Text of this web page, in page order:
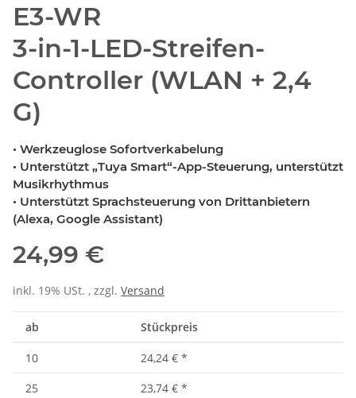
E3-WR
3-in-1-LED-Streifen-
Controller (WLAN + 2,4
G)
• Werkzeuglose Sofortverkabelung
• Unterstützt „Tuya Smart“-App-Steuerung, unterstützt
Musikrhythmus
• Unterstützt Sprachsteuerung von Drittanbietern
(Alexa, Google Assistant)
24,99 €
inkl. 19% USt. , zzgl. Versand
ab Stückpreis
10 24,24 € *
25
23,74 € *